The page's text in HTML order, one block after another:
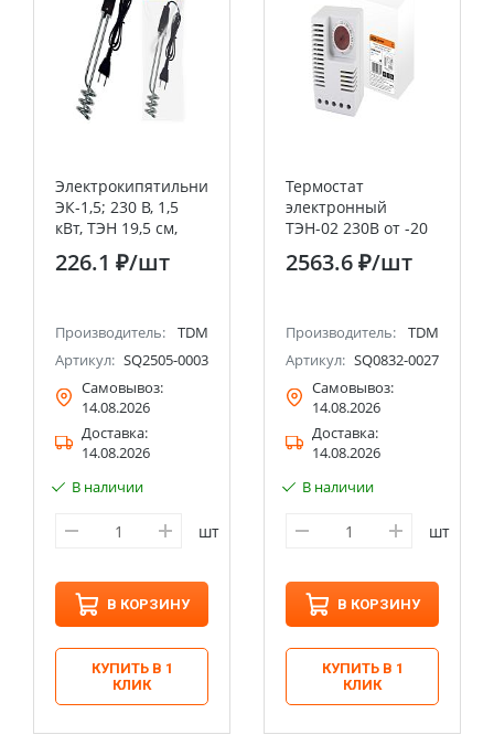
Электрокипятильник
ЭК-1,5; 230 В, 1,5
кВт, ТЭН 19,5 см,
226.1 ₽/шт
Производитель:
TDM
Артикул: SQ2505-0003
Самовывоз:
14.08.2026
Доставка:
14.08.2026
В наличии
шт
В КОРЗИНУ
КУПИТЬ В 1
КЛИК
Термостат
электронный
ТЭН-02 230В от -20
до +60°C TDM
2563.6 ₽/шт
Производитель:
TDM
Артикул: SQ0832-0027
Самовывоз:
14.08.2026
Доставка:
14.08.2026
В наличии
шт
В КОРЗИНУ
КУПИТЬ В 1
КЛИК